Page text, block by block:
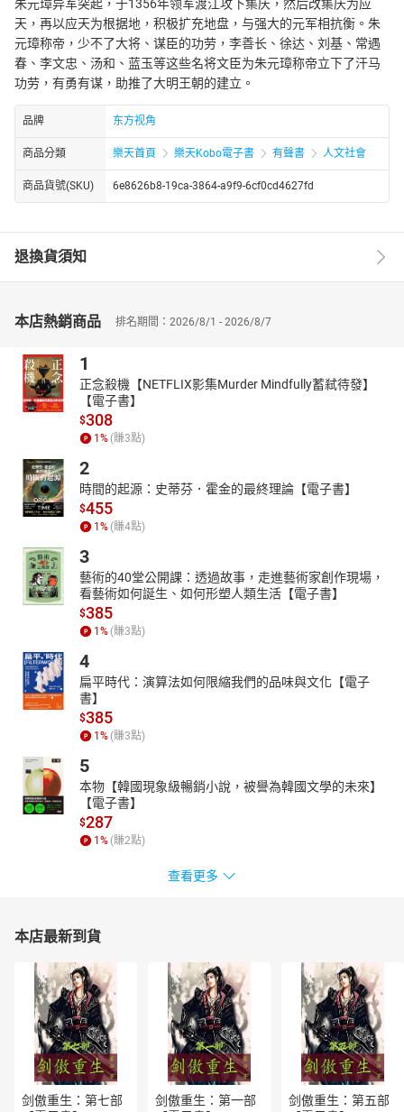
朱元璋异军突起，于1356年领军渡江攻下集庆，然后改集庆为应
天，再以应天为根据地，积极扩充地盘，与强大的元军相抗衡。朱
元璋称帝，少不了大将、谋臣的功劳，李善长、徐达、刘基、常遇
春、李文忠、汤和、蓝玉等这些名将文臣为朱元璋称帝立下了汗马
功劳，有勇有谋，助推了大明王朝的建立。
品牌 东方视角
商品分類 樂天首頁 樂天Kobo電子書 有聲書 人文社會
商品貨號(SKU) 6e8626b8-19ca-3864-a9f9-6cf0cd4627fd
退換貨須知
本店熱銷商品 排名期間：2026/8/1 - 2026/8/7
1
正念殺機【NETFLIX影集Murder Mindfully蓄弒待發】
【電子書】
$308
1% (賺3點)
2
時間的起源：史蒂芬．霍金的最終理論【電子書】
$455
1% (賺4點)
3
藝術的40堂公開課：透過故事，走進藝術家創作現場，
看藝術如何誕生、如何形塑人類生活【電子書】
$385
1% (賺3點)
4
扁平時代：演算法如何限縮我們的品味與文化【電子
書】
$385
1% (賺3點)
5
本物【韓國現象級暢銷小說，被譽為韓國文學的未來】
【電子書】
$287
1% (賺2點)
查看更多
本店最新到貨
剑傲重生：第七部
剑傲重生：第一部
剑傲重生：第五部